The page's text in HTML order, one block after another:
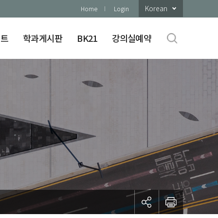
Home Login Korean
학과게시판 BK21 강의실예약